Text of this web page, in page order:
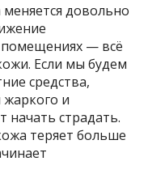
меняется довольно
помещениях — всё
Если мы будем
средства,
и
начать страдать.
теряет больше